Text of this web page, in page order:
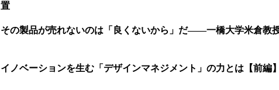
置
その製品が売れないのは「良くないから」だ――一橋大学米倉教
イノベーションを生む「デザインマネジメント」の力とは【前編】